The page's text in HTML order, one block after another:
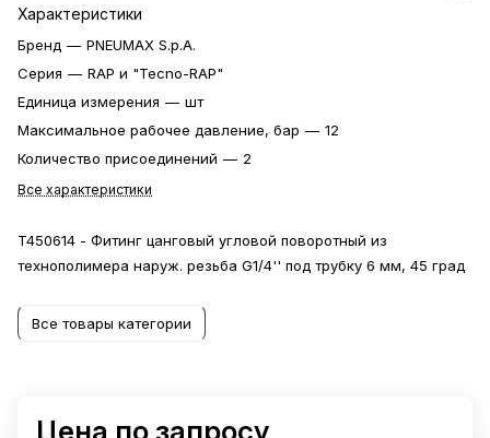
Характеристики
Бренд — PNEUMAX S.p.A.
Серия — RAP и "Tecno-RAP"
Единица измерения — шт
Максимальное рабочее давление, бар — 12
Количество присоединений — 2
Все характеристики
T450614 - Фитинг цанговый угловой поворотный из
технополимера наруж. резьба G1/4'' под трубку 6 мм, 45 град
Все товары категории
Цена по запросу